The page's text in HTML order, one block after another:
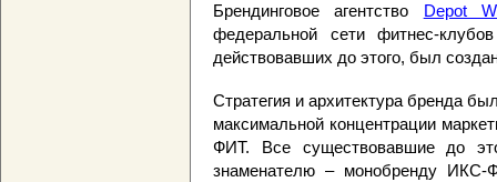
Брендинговое агентство Depot
федеральной сети фитнес-
действовавших до этого, был
Стратегия и архитектура бренда
максимальной концентрации
ФИТ. Все существовавшие до
знаменателю – монобренду ИКС-